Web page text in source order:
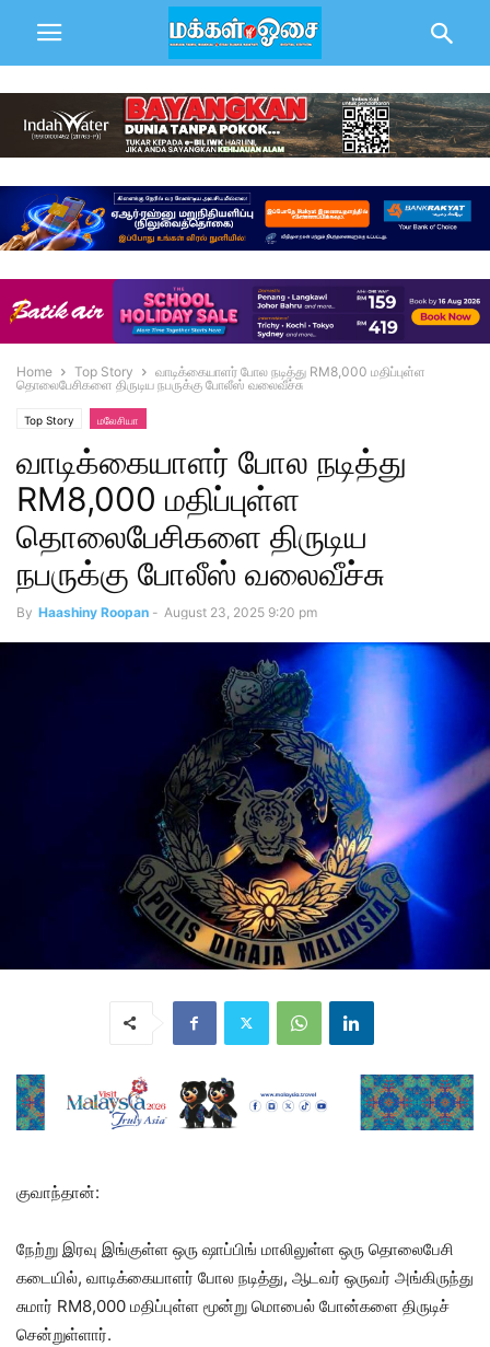
Home Top Story
வாடிக்கையாளர் போல நடித்து RM8,000 மதிப்புள்ள
தொலைபேசிகளை திருடிய நபருக்கு போலீஸ் வலைவீச்சு
Top Story மலேசியா
வாடிக்கையாளர் போல நடித்து
RM8,000 மதிப்புள்ள
தொலைபேசிகளை திருடிய
நபருக்கு போலீஸ் வலைவீச்சு
By Haashiny Roopan - August 23, 2025 9:20 pm
குவாந்தான்:
நேற்று இரவு இங்குள்ள ஒரு ஷாப்பிங் மாலிலுள்ள ஒரு தொலைபேசி
கடையில், வாடிக்கையாளர் போல நடித்து, ஆடவர் ஒருவர் அங்கிருந்து
சுமார் RM8,000 மதிப்புள்ள மூன்று மொபைல் போன்களை திருடிச்
சென்றுள்ளார்.